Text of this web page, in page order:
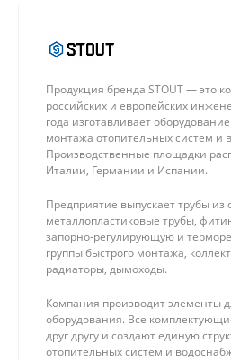
Продукция бренда STOUT — это
российских и европейских
года изготавливает
монтажа отопительных систем и
Производственные площадки
Италии, Германии и Испании.
Предприятие выпускает трубы из
металлопластиковые трубы,
запорно-регулирующую и
группы быстрого монтажа,
радиаторы, дымоходы.
Компания производит элементы
оборудования. Все
друг другу и создают единую
отопительных систем и